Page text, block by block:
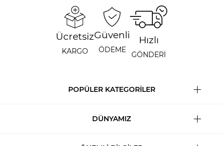
Ücretsiz
KARGO
Güvenli
ÖDEME
Hızlı
GÖNDERİ
POPÜLER KATEGORİLER
DÜNYAMIZ